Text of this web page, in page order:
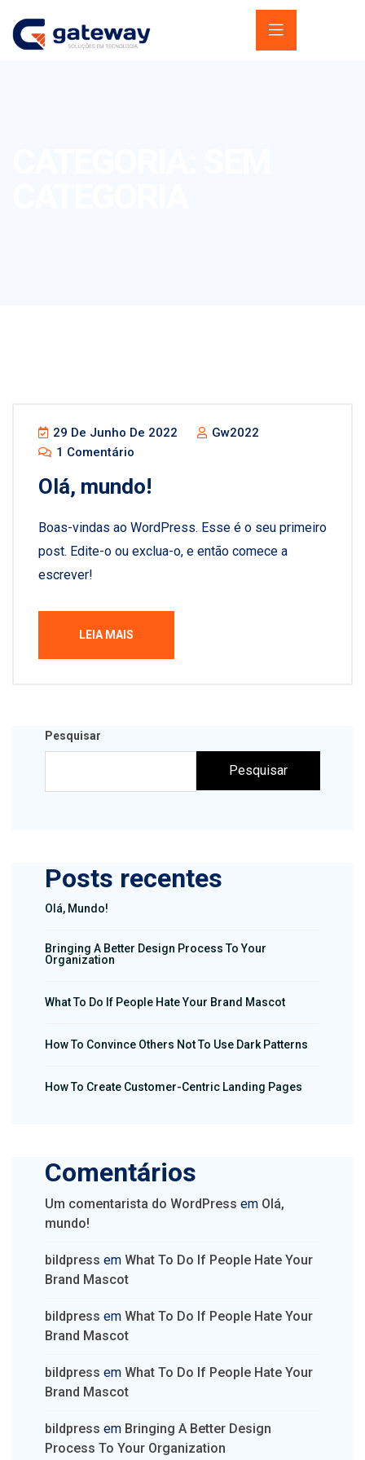
29 De Junho De 2022
Gw2022
1 Comentário
Olá, mundo!
Boas-vindas ao WordPress. Esse é o seu primeiro
post. Edite-o ou exclua-o, e então comece a
escrever!
LEIA MAIS
Pesquisar
Pesquisar
Posts recentes
Olá, Mundo!
Bringing A Better Design Process To Your
Organization
What To Do If People Hate Your Brand Mascot
How To Convince Others Not To Use Dark Patterns
How To Create Customer-Centric Landing Pages
Comentários
Um comentarista do WordPress em Olá,
mundo!
bildpress em What To Do If People Hate Your
Brand Mascot
bildpress em What To Do If People Hate Your
Brand Mascot
bildpress em What To Do If People Hate Your
Brand Mascot
bildpress em Bringing A Better Design
Process To Your Organization